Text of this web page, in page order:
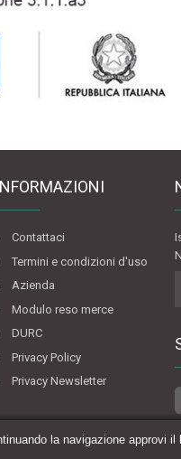
Contattaci
Termini e condizioni d'uso
Azienda
Modulo reso merce
DURC
Privacy Policy
Privacy Newsletter
la navigazione approvi